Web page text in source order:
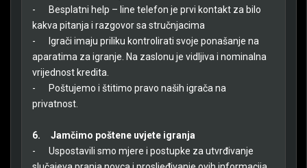
-
Besplatni help – line telefon je prvi kontakt za bilo
kakva pitanja i razgovor sa stručnjacima
-
Igrači imaju priliku kontrolirati svoje ponašanje na
aparatima za igranje. Na zaslonu je vidljiva i nominalna
vrijednost kredita.
-
Poštujemo i štitimo pravo naših igrača na
privatnost.
6.
Jamčimo poštene uvjete igranja
-
Uspostavili smo mjere i postupke za utvrđivanje